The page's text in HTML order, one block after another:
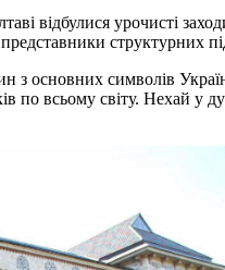
відбулися урочисті
структурних
основних символів
по всьому світу. Нехай